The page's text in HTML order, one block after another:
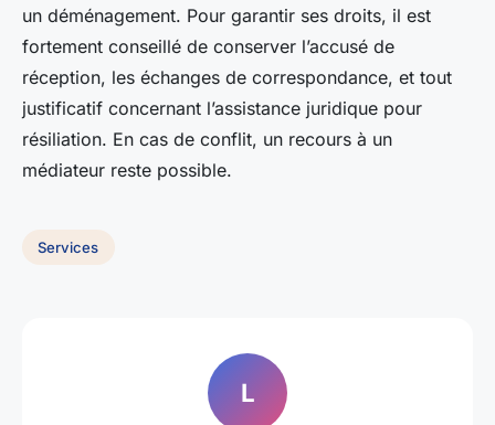
un déménagement. Pour garantir ses droits, il est
fortement conseillé de conserver l’accusé de
réception, les échanges de correspondance, et tout
justificatif concernant l’assistance juridique pour
résiliation. En cas de conflit, un recours à un
médiateur reste possible.
Services
L